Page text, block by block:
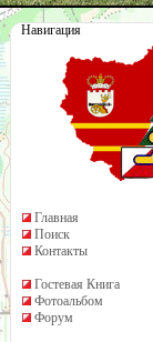
Навигация
Главная
Поиск
Контакты
Гостевая Книга
Фотоальбом
Форум